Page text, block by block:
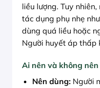
liều lượng. Tuy
tác dụng phụ nhẹ
dùng quá liều hoặc
Người huyết áp thấp
Ai nên và không
Nên dùng:Người